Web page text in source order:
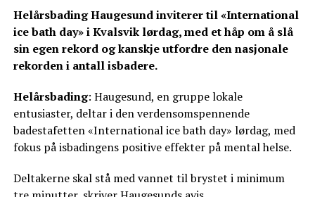
Helårsbading Haugesund inviterer til «International
ice bath day» i Kvalsvik lørdag, med et håp om å slå
sin egen rekord og kanskje utfordre den nasjonale
rekorden i antall isbadere.
Helårsbading: Haugesund, en gruppe lokale
entusiaster, deltar i den verdensomspennende
badestafetten «International ice bath day» lørdag, med
fokus på isbadingens positive effekter på mental helse.
Deltakerne skal stå med vannet til brystet i minimum